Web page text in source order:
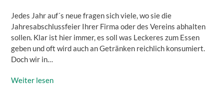
Jedes Jahr auf´s neue fragen sich viele, wo sie die
Jahresabschlussfeier Ihrer Firma oder des Vereins abhalten
sollen. Klar ist hier immer, es soll was Leckeres zum Essen
geben und oft wird auch an Getränken reichlich konsumiert.
Doch wir in…
Weiter lesen